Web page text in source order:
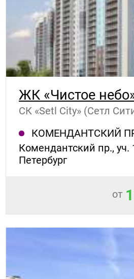
ЖК «Чистое
СК «Setl City» (Сетл
КОМЕНДАНТСКИЙ
Комендантский пр.,
Петербург
от